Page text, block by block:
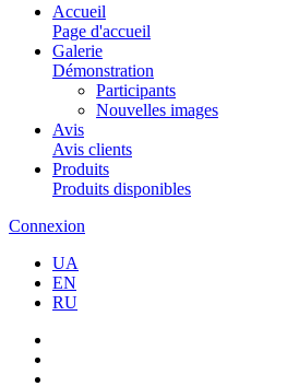
Accueil
Page d'accueil
Galerie
Démonstration
Participants
Nouvelles images
Avis
Avis clients
Produits
Produits disponibles
Connexion
UA
EN
RU